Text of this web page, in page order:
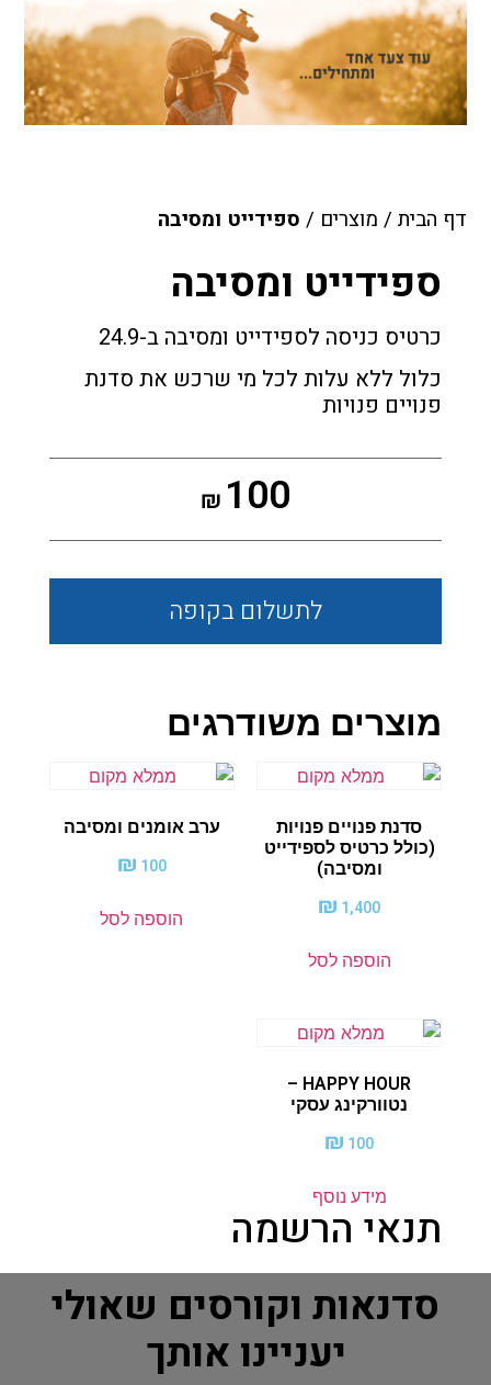
דף הבית / מוצרים / ספידייט ומסיבה
ספידייט ומסיבה
כרטיס כניסה לספידייט ומסיבה ב-24.9
כלול ללא עלות לכל מי שרכש את סדנת
פנויים פנויות
₪ 100
לתשלום בקופה
מוצרים משודרגים
סדנת פנויים פנויות
(כולל כרטיס לספידייט
ומסיבה)
₪ 1,400
הוספה לסל
ערב אומנים ומסיבה
₪ 100
הוספה לסל
HAPPY HOUR –
נטוורקינג עסקי
₪ 100
מידע נוסף
תנאי הרשמה
סדנאות וקורסים שאולי
יעניינו אותך